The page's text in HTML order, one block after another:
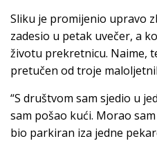
Sliku je promijenio upravo
zadesio u petak uvečer, a
životu prekretnicu. Naime,
pretučen od troje
“S društvom sam sjedio u
sam pošao kući. Morao
bio parkiran iza jedne